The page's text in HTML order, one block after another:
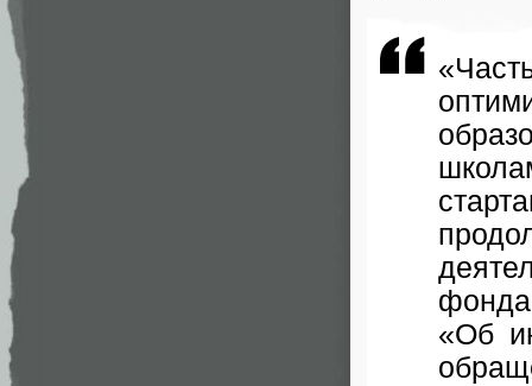
фонда
«Об